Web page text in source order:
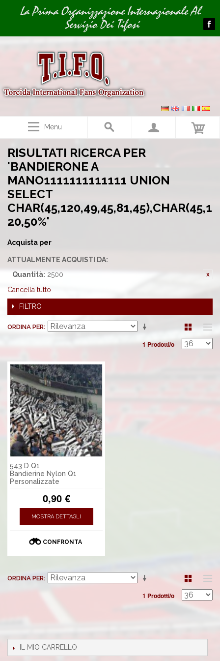
Image 01La Prima Organizzazione Internazionale Al
Servizio Dei Tifosi
Menu
RISULTATI RICERCA PER
'BANDIERONE A
MANO1111111111111 UNION
SELECT
CHAR(45,120,49,45,81,45),CHAR(45,1
20,50%'
Acquista per
ATTUALMENTE ACQUISTI DA:
Quantità: 2500
Cancella tutto
FILTRO
ORDINA PER
1 Prodotti/o
543 D Q1
Bandierine Nylon Q1
Personalizzate
0,90 €
MOSTRA DETTAGLI
CONFRONTA
ORDINA PER
1 Prodotti/o
IL MIO CARRELLO